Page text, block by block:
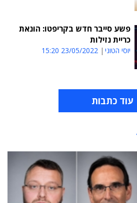
פשע סייבר חדש בקריפטו: הונאת
כריית נזילות
יוסי הטוני 23/05/2022 15:20
עוד כתבות